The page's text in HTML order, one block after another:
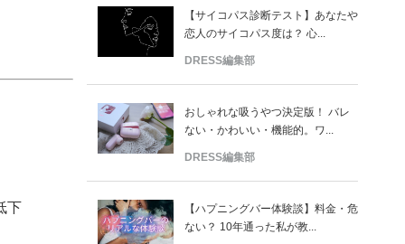
下
【サイコパス診断テスト】あなたや
恋人のサイコパス度は？ 心...
DRESS編集部
おしゃれな吸うやつ決定版！ バレ
ない・かわいい・機能的。ワ...
DRESS編集部
【ハプニングバー体験談】料金・危
ない？ 10年通った私が教...